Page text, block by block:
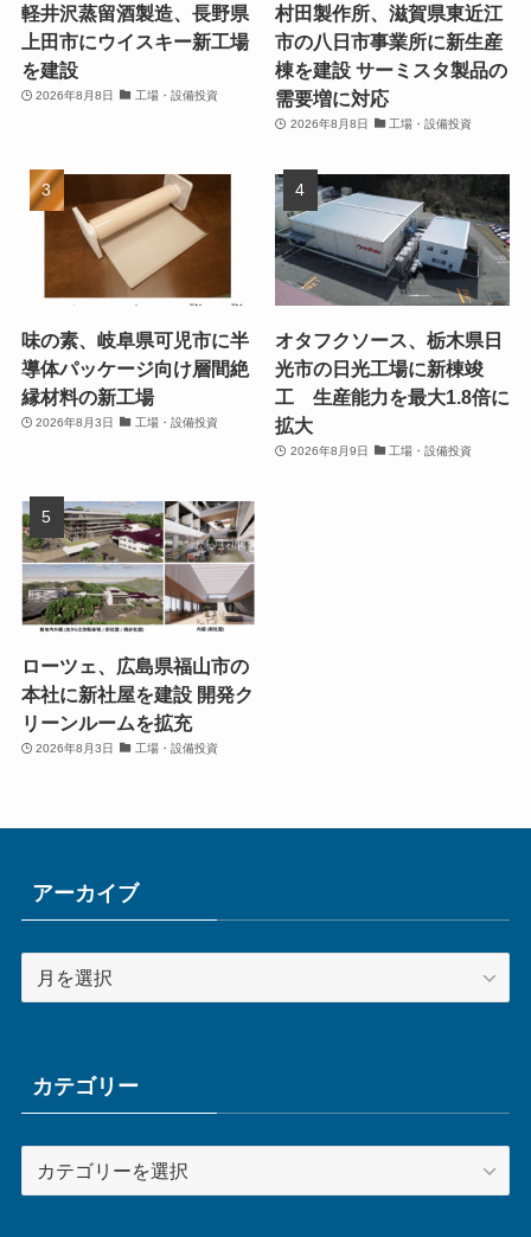
軽井沢蒸留酒製造、長野県
上田市にウイスキー新工場
を建設
2026年8月8日 工場・設備投資
村田製作所、滋賀県東近江
市の八日市事業所に新生産
棟を建設 サーミスタ製品の
需要増に対応
2026年8月8日 工場・設備投資
味の素、岐阜県可児市に半
導体パッケージ向け層間絶
縁材料の新工場
2026年8月3日 工場・設備投資
オタフクソース、栃木県日
光市の日光工場に新棟竣
工 生産能力を最大1.8倍に
拡大
2026年8月9日 工場・設備投資
ローツェ、広島県福山市の
本社に新社屋を建設 開発ク
リーンルームを拡充
2026年8月3日 工場・設備投資
アーカイブ
ー
ブカテゴリー
テ